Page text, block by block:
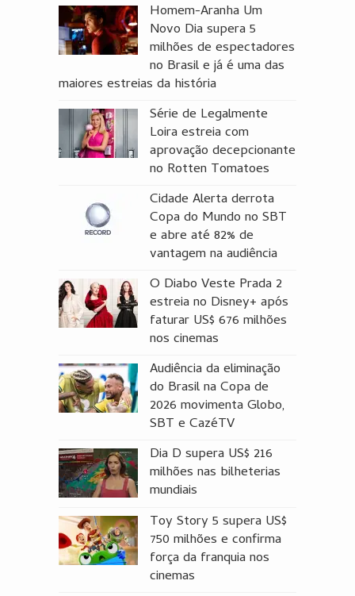
Homem-Aranha Um
Novo Dia supera 5
milhões de espectadores
no Brasil e já é uma das
maiores estreias da história
Série de Legalmente
Loira estreia com
aprovação decepcionante
no Rotten Tomatoes
Cidade Alerta derrota
Copa do Mundo no SBT
e abre até 82% de
vantagem na audiência
O Diabo Veste Prada 2
estreia no Disney+ após
faturar US$ 676 milhões
nos cinemas
Audiência da eliminação
do Brasil na Copa de
2026 movimenta Globo,
SBT e CazéTV
Dia D supera US$ 216
milhões nas bilheterias
mundiais
Toy Story 5 supera US$
750 milhões e confirma
força da franquia nos
cinemas